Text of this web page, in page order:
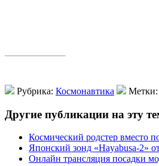
Рубрика: Космонавтика Метки:
Другие публикации на эту
Космический родстер вместо
Японский зонд «Hayabusa-2»
Онлайн трансляция посадки